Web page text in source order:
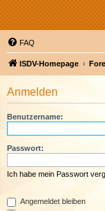
FAQ
ISDV-Homepage
Anmelden
Benutzername:
Passwort:
Ich habe mein Passwort
Angemeldet bleiben